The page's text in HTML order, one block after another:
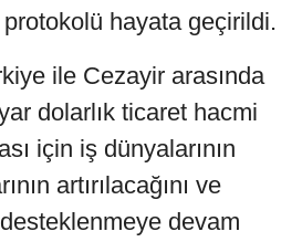
hayata geçirildi.
ile Cezayir arasında
dolarlık ticaret hacmi
için iş dünyalarının
artırılacağını ve
devam